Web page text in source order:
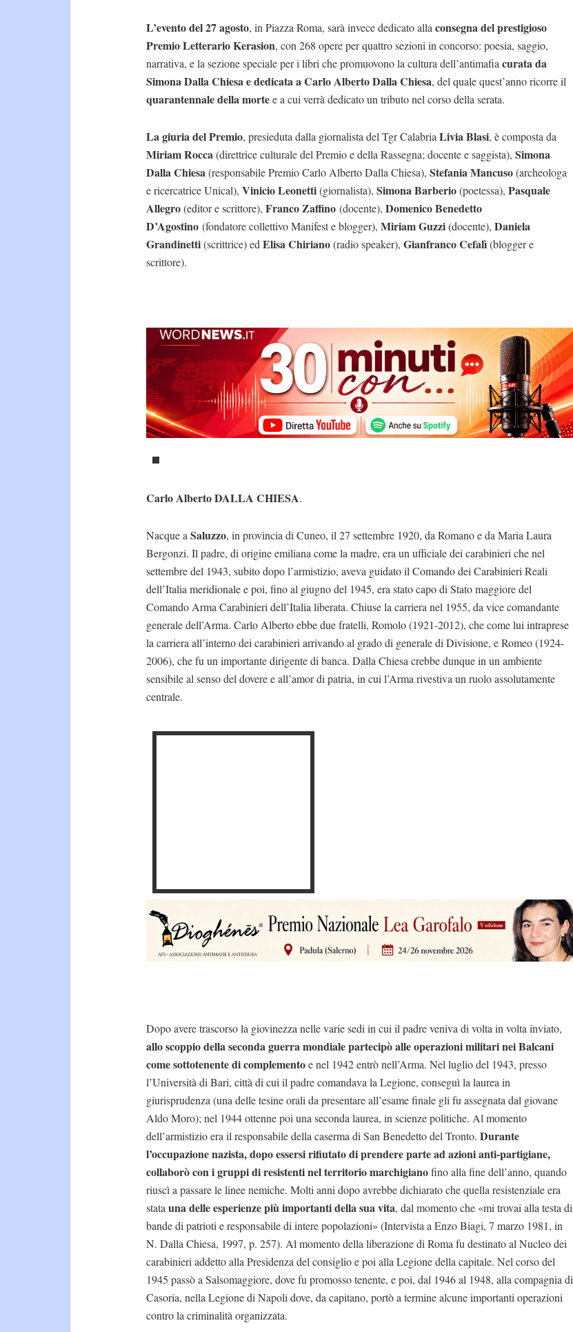
L’evento del 27 agosto, in Piazza Roma, sarà invece dedicato alla consegna del prestigioso
Premio Letterario Kerasion, con 268 opere per quattro sezioni in concorso: poesia, saggio,
narrativa, e la sezione speciale per i libri che promuovono la cultura dell’antimafia curata da
Simona Dalla Chiesa e dedicata a Carlo Alberto Dalla Chiesa, del quale quest’anno ricorre il
quarantennale della mortee a cui verrà dedicato un tributo nel corso della serata.
La giuria del Premio, presieduta dalla giornalista del Tgr Calabria Livia Blasi, è composta da
Miriam Rocca(direttrice culturale del Premio e della Rassegna; docente e saggista), Simona
Dalla Chiesa(responsabile Premio Carlo Alberto Dalla Chiesa), Stefania Mancuso(archeologa
e ricercatrice Unical), Vinicio Leonetti(giornalista), Simona Barberio(poetessa), Pasquale
Allegro(editor e scrittore), Franco Zaffino (docente), Domenico Benedetto
D’Agostino (fondatore collettivo Manifest e blogger), Miriam Guzzi(docente), Daniela
Grandinetti(scrittrice) ed Elisa Chiriano(radio speaker), Gianfranco Cefalì(blogger e
scrittore).
Carlo Alberto DALLA CHIESA.
Nacque a Saluzzo, in provincia di Cuneo, il 27 settembre 1920, da Romano e da Maria Laura
Bergonzi. Il padre, di origine emiliana come la madre, era un ufficiale dei carabinieri che nel
settembre del 1943, subito dopo l’armistizio, aveva guidato il Comando dei Carabinieri Reali
dell’Italia meridionale e poi, fino al giugno del 1945, era stato capo di Stato maggiore del
Comando Arma Carabinieri dell’Italia liberata. Chiuse la carriera nel 1955, da vice comandante
generale dell’Arma. Carlo Alberto ebbe due fratelli, Romolo (1921-2012), che come lui intraprese
la carriera all’interno dei carabinieri arrivando al grado di generale di Divisione, e Romeo (1924-
2006), che fu un importante dirigente di banca. Dalla Chiesa crebbe dunque in un ambiente
sensibile al senso del dovere e all’amor di patria, in cui l’Arma rivestiva un ruolo assolutamente
centrale.
Dopo avere trascorso la giovinezza nelle varie sedi in cui il padre veniva di volta in volta inviato,
allo scoppio della seconda guerra mondiale partecipò alle operazioni militari nei Balcani
come sottotenente di complementoe nel 1942 entrò nell’Arma. Nel luglio del 1943, presso
l’Università di Bari, città di cui il padre comandava la Legione, conseguì la laurea in
giurisprudenza (una delle tesine orali da presentare all’esame finale gli fu assegnata dal giovane
Aldo Moro); nel 1944 ottenne poi una seconda laurea, in scienze politiche. Al momento
dell’armistizio era il responsabile della caserma di San Benedetto del Tronto. Durante
l’occupazione nazista, dopo essersi rifiutato di prendere parte ad azioni anti-partigiane,
collaborò con i gruppi di resistenti nel territorio marchigianofino alla fine dell’anno, quando
riuscì a passare le linee nemiche. Molti anni dopo avrebbe dichiarato che quella resistenziale era
stata una delle esperienze più importanti della sua vita, dal momento che «mi trovai alla testa di
bande di patrioti e responsabile di intere popolazioni» (Intervista a Enzo Biagi, 7 marzo 1981, in
N. Dalla Chiesa, 1997, p. 257). Al momento della liberazione di Roma fu destinato al Nucleo dei
carabinieri addetto alla Presidenza del consiglio e poi alla Legione della capitale. Nel corso del
1945 passò a Salsomaggiore, dove fu promosso tenente, e poi, dal 1946 al 1948, alla compagnia di
Casoria, nella Legione di Napoli dove, da capitano, portò a termine alcune importanti operazioni
contro la criminalità organizzata.